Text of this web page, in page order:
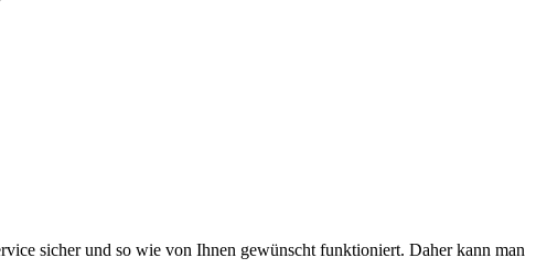
sicher und so wie von Ihnen gewünscht funktioniert. Daher kann man